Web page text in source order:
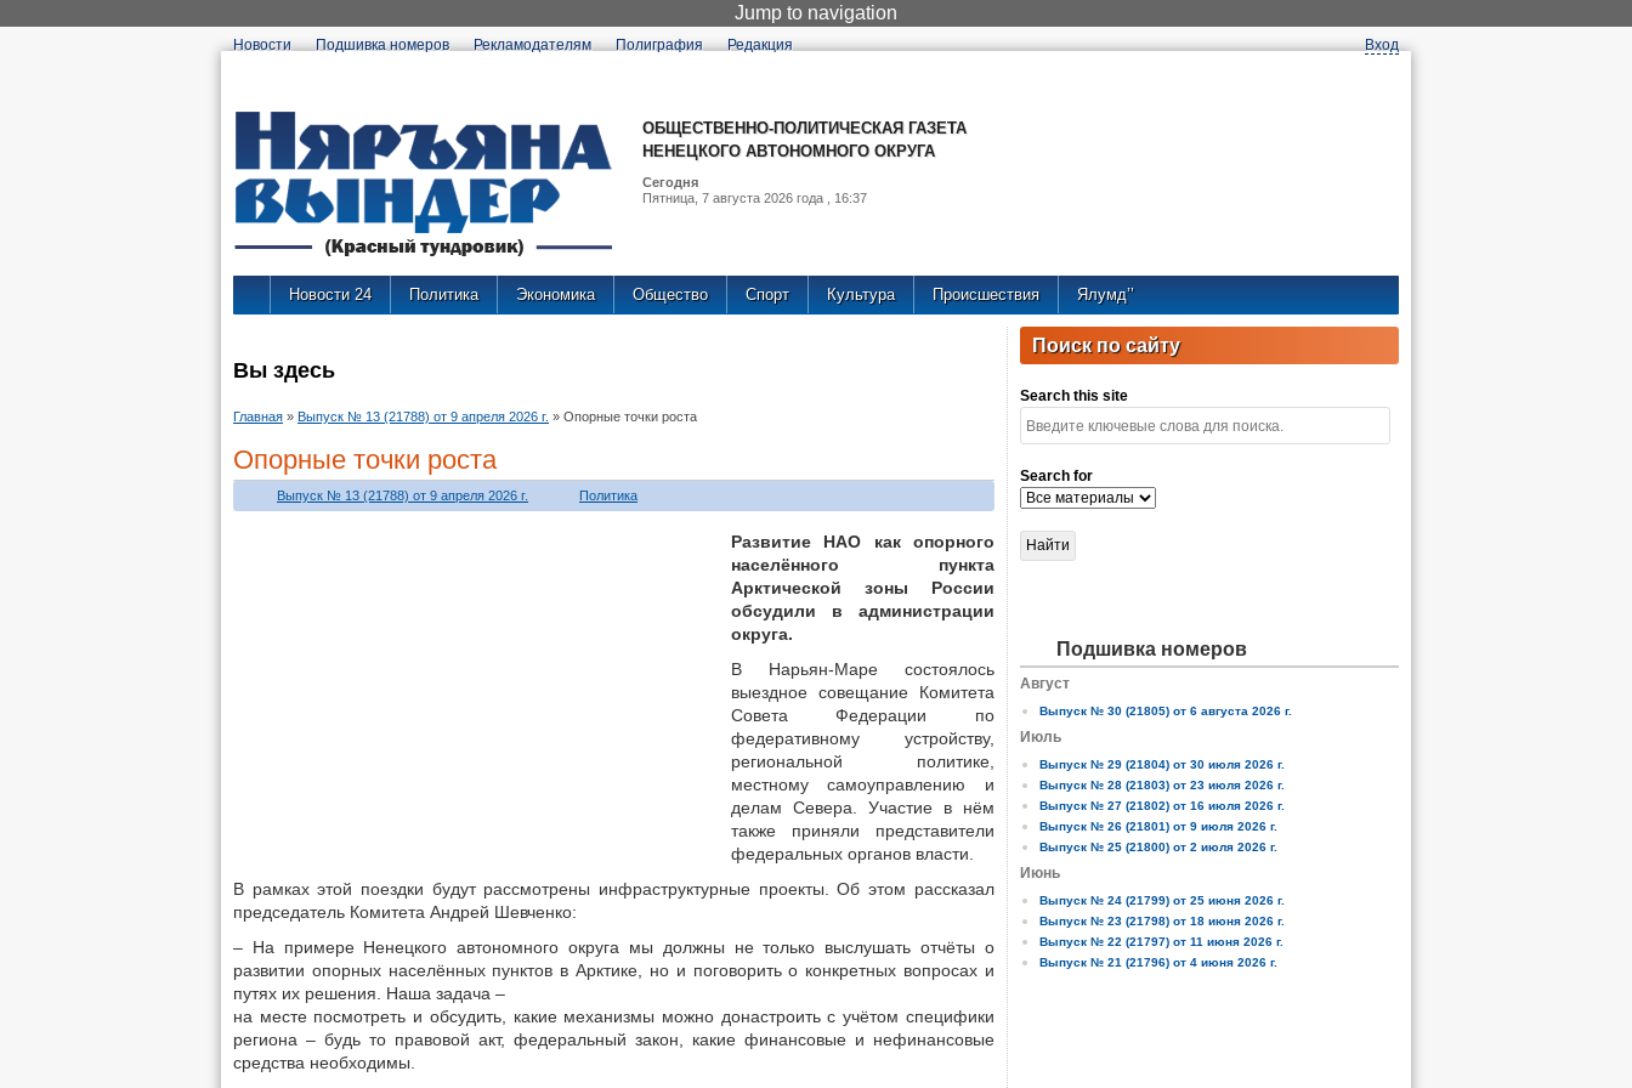
Jump to navigation
Новости Подшивка номеров Рекламодателям Полиграфия Редакция Вход
ОБЩЕСТВЕННО-ПОЛИТИЧЕСКАЯ ГАЗЕТА
НЕНЕЦКОГО АВТОНОМНОГО ОКРУГА
Сегодня
Пятница, 7 августа 2026 года , 16:37
Новости 24 Политика Экономика Общество Спорт Культура Происшествия Ялумд’’
Вы здесь
Главная » Выпуск № 13 (21788) от 9 апреля 2026 г. » Опорные точки роста
Опорные точки роста
Выпуск № 13 (21788) от 9 апреля 2026 г. Политика
Развитие НАО как опорного
населённого пункта
Арктической зоны России
обсудили в администрации
округа.
В Нарьян-Маре состоялось
выездное совещание Комитета
Совета Федерации по
федеративному устройству,
региональной политике,
местному самоуправлению и
делам Севера. Участие в нём
также приняли представители
федеральных органов власти.
В рамках этой поездки будут рассмотрены инфраструктурные проекты. Об этом рассказал
председатель Комитета Андрей Шевченко:
– На примере Ненецкого автономного округа мы должны не только выслушать отчёты о
развитии опорных населённых пунк­тов в Арктике, но и поговорить о конкретных вопросах и
путях их решения. Наша задача –
на месте посмотреть и обсудить, какие механизмы можно донастроить с учётом специфики
региона – будь то правовой акт, федеральный закон, какие финансовые и нефинансовые
средства необходимы.
Поиск по сайту
Search this site
Search for
Подшивка номеров
Август
Выпуск № 30 (21805) от 6 августа 2026 г.
Июль
Выпуск № 29 (21804) от 30 июля 2026 г.
Выпуск № 28 (21803) от 23 июля 2026 г.
Выпуск № 27 (21802) от 16 июля 2026 г.
Выпуск № 26 (21801) от 9 июля 2026 г.
Выпуск № 25 (21800) от 2 июля 2026 г.
Июнь
Выпуск № 24 (21799) от 25 июня 2026 г.
Выпуск № 23 (21798) от 18 июня 2026 г.
Выпуск № 22 (21797) от 11 июня 2026 г.
Выпуск № 21 (21796) от 4 июня 2026 г.